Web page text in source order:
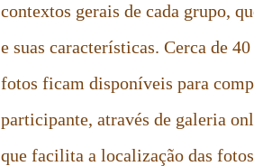
contextos gerais de cada grupo,
e suas características. Cerca de
fotos ficam disponíveis para
participante, através de galeria
que facilita a localização das